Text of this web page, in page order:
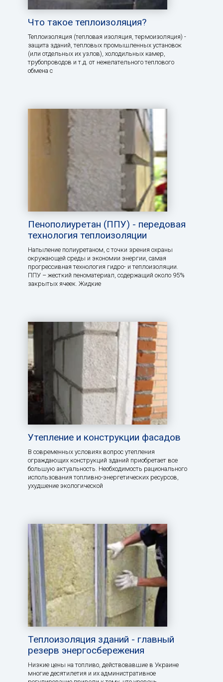
Что такое теплоизоляция?
Теплоизоляция (тепловая изоляция, термоизоляция) -
защита зданий, тепловых промышленных установок
(или отдельных их узлов), холодильных камер,
трубопроводов и т.д. от нежелательного теплового
обмена с
Пенополиуретан (ППУ) - передовая
технология теплоизоляции
Напыление полиуретаном, с точки зрения охраны
окружающей среды и экономии энергии, самая
прогрессивная технология гидро- и теплоизоляции.
ППУ – жесткий пеноматериал, содержащий около 95%
закрытых ячеек. Жидкие
Утепление и конструкции фасадов
В современных условиях вопрос утепления
ограждающих конструкций зданий приобретает все
большую актуальность. Необходимость рационального
использования топливно-энергетических ресурсов,
ухудшение экологической
Теплоизоляция зданий - главный
резерв энергосбережения
Низкие цены на топливо, действовавшие в Украине
многие десятилетия и их административное